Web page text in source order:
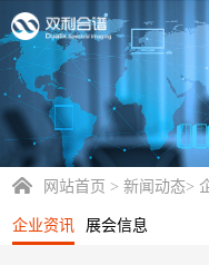
网站首页 >新闻动态>
企业资讯 展会信息